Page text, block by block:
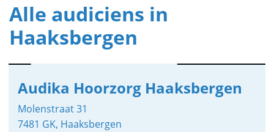
Alle audiciens in
Haaksbergen
Audika Hoorzorg Haaksbergen
Molenstraat 31
7481 GK, Haaksbergen